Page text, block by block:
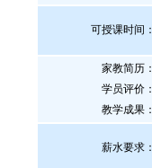
可授课时间：
家教简历：
学员评价：
教学成果：
薪水要求：